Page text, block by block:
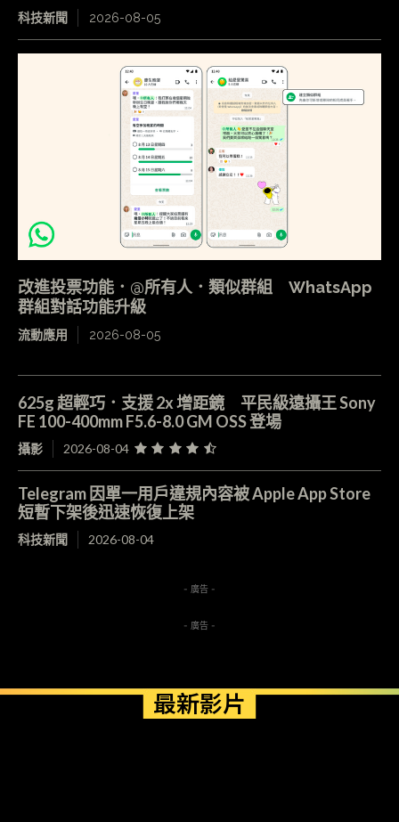
科技新聞 2026-08-05
改進投票功能．@所有人．類似群組 WhatsApp
群組對話功能升級
流動應用 2026-08-05
625g 超輕巧．支援 2x 增距鏡 平民級遠攝王 Sony
FE 100-400mm F5.6-8.0 GM OSS 登場
攝影 2026-08-04
Telegram 因單一用戶違規內容被 Apple App Store
短暫下架後迅速恢復上架
科技新聞 2026-08-04
- 廣告 -
- 廣告 -
最新影片